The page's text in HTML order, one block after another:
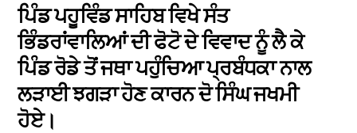
ਪਿੰਡ ਪਹੂਵਿੰਡ ਸਾਹਿਬ ਵਿਖੇ ਸੰਤ
ਭਿੰਡਰਾਂਵਾਲਿਆਂ ਦੀ ਫੋਟੋ ਦੇ ਵਿਵਾਦ ਨੂੰ ਲੈ ਕੇ
ਪਿੰਡ ਰੋਡੇ ਤੋਂ ਜਥਾ ਪਹੁੰਚਿਆ ਪ੍ਰਬੰਧਕਾ ਨਾਲ
ਲੜਾਈ ਝਗੜਾ ਹੋਣ ਕਾਰਨ ਦੋ ਸਿੰਘ ਜਖਮੀ
ਹੋਏ।